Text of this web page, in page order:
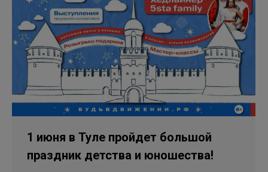
1 июня в Туле пройдет большой
праздник детства и юношества!